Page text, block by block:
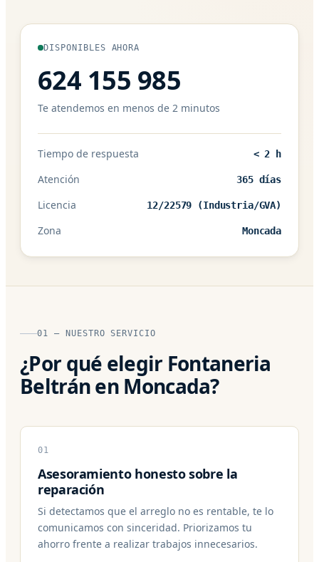
DISPONIBLES AHORA
624 155 985
Te atendemos en menos de 2 minutos
Tiempo de respuesta < 2 h
Atención 365 días
Licencia 12/22579 (Industria/GVA)
Zona Moncada
01 — NUESTRO SERVICIO
¿Por qué elegir Fontaneria
Beltrán en Moncada?
01
Asesoramiento honesto sobre la
reparación
Si detectamos que el arreglo no es rentable, te lo
comunicamos con sinceridad. Priorizamos tu
ahorro frente a realizar trabajos innecesarios.